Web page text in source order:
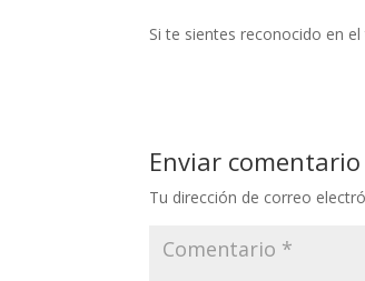
Si te sientes reconocido en
Enviar comentario
Tu dirección de correo